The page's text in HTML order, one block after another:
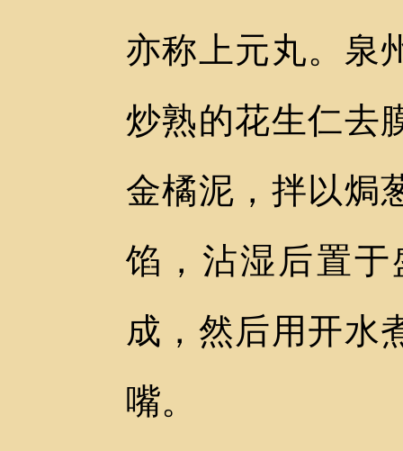
亦称上元丸。泉
炒熟的花生仁去
金橘泥，拌以焗
馅，沾湿后置
成，然后用开水
嘴。